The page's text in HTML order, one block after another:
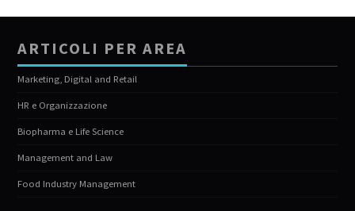
ARTICOLI PER AREA
Marketing, Digital and Retail
HR e Organizzazione
Biopharma e Life Science
Management and Law
Food Industry Management